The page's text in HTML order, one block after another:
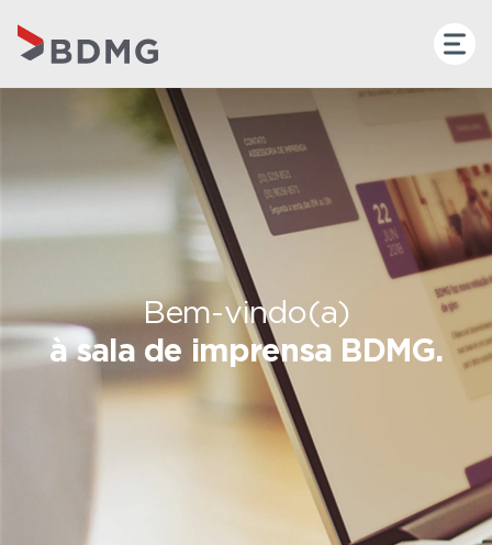
Bem-vindo(a)
à sala de imprensa BDMG.